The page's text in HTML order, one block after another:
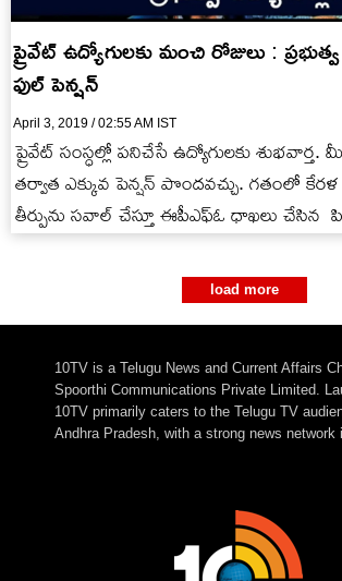
ప్రైవేట్ ఉద్యోగులకు మంచి రోజులు :
ఫుల్ పెన్షన్
April 3, 2019 / 02:55 AM IST
ప్రైవేట్ సంస్ధల్లో పనిచేసే ఉద్యోగులకు శుభవార్త.
తర్వాత ఎక్కువ పెన్షన్ పొందవచ్చు. గతంలో కేరళ
తీర్పును సవాల్ చేస్తూ ఈపీఎఫ్ఓ ధాఖలు చేసిన
load more
10TV is a Telugu News and Current Affairs
Spoorthi Communications Private Limited.
10TV primarily caters to the Telugu TV
Andhra Pradesh, with a strong news network